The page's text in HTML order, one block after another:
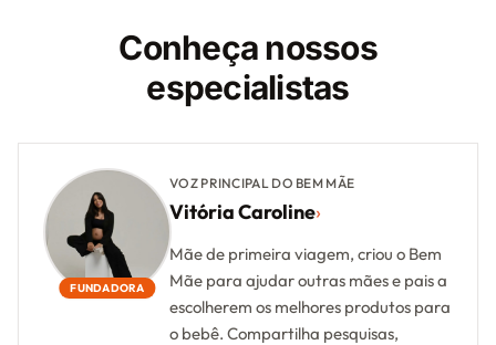
Conheça nossos
especialistas
FUNDADORA
VOZ PRINCIPAL DO BEM MÃE
Vitória Caroline›
Mãe de primeira viagem, criou o Bem
Mãe para ajudar outras mães e pais a
escolherem os melhores produtos para
o bebê. Compartilha pesquisas,